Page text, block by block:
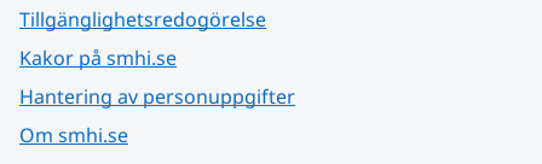
Tillgänglighetsredogörelse
Kakor på smhi.se
Hantering av personuppgifter
Om smhi.se